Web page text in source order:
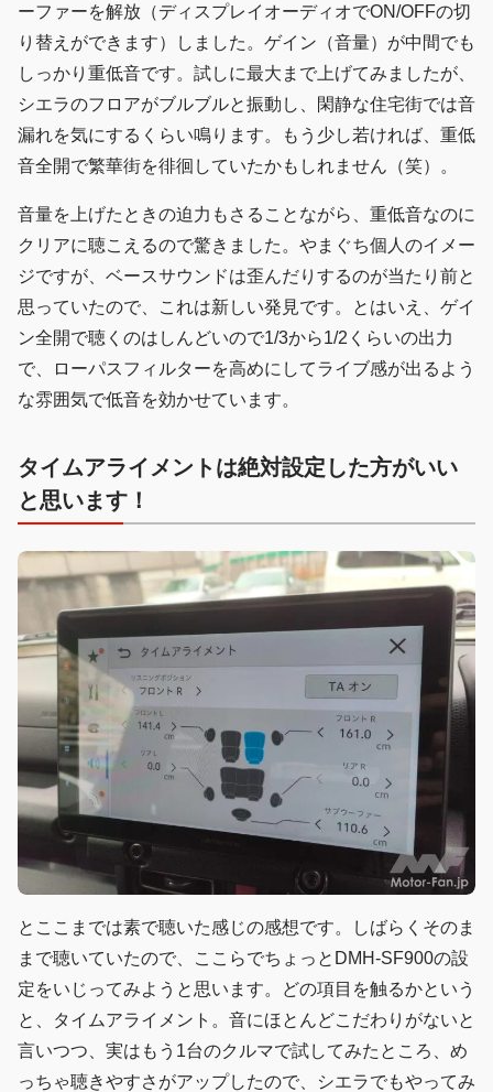
ーファーを解放（ディスプレイオーディオでON/OFFの切
り替えができます）しました。ゲイン（音量）が中間でも
しっかり重低音です。試しに最大まで上げてみましたが、
シエラのフロアがブルブルと振動し、閑静な住宅街では音
漏れを気にするくらい鳴ります。もう少し若ければ、重低
音全開で繁華街を徘徊していたかもしれません（笑）。
音量を上げたときの迫力もさることながら、重低音なのに
クリアに聴こえるので驚きました。やまぐち個人のイメー
ジですが、ベースサウンドは歪んだりするのが当たり前と
思っていたので、これは新しい発見です。とはいえ、ゲイ
ン全開で聴くのはしんどいので1/3から1/2くらいの出力
で、ローパスフィルターを高めにしてライブ感が出るよう
な雰囲気で低音を効かせています。
タイムアライメントは絶対設定した方がいい
と思います！
とここまでは素で聴いた感じの感想です。しばらくそのま
まで聴いていたので、ここらでちょっとDMH-SF900の設
定をいじってみようと思います。どの項目を触るかという
と、タイムアライメント。音にほとんどこだわりがないと
言いつつ、実はもう1台のクルマで試してみたところ、め
っちゃ聴きやすさがアップしたので、シエラでもやってみ